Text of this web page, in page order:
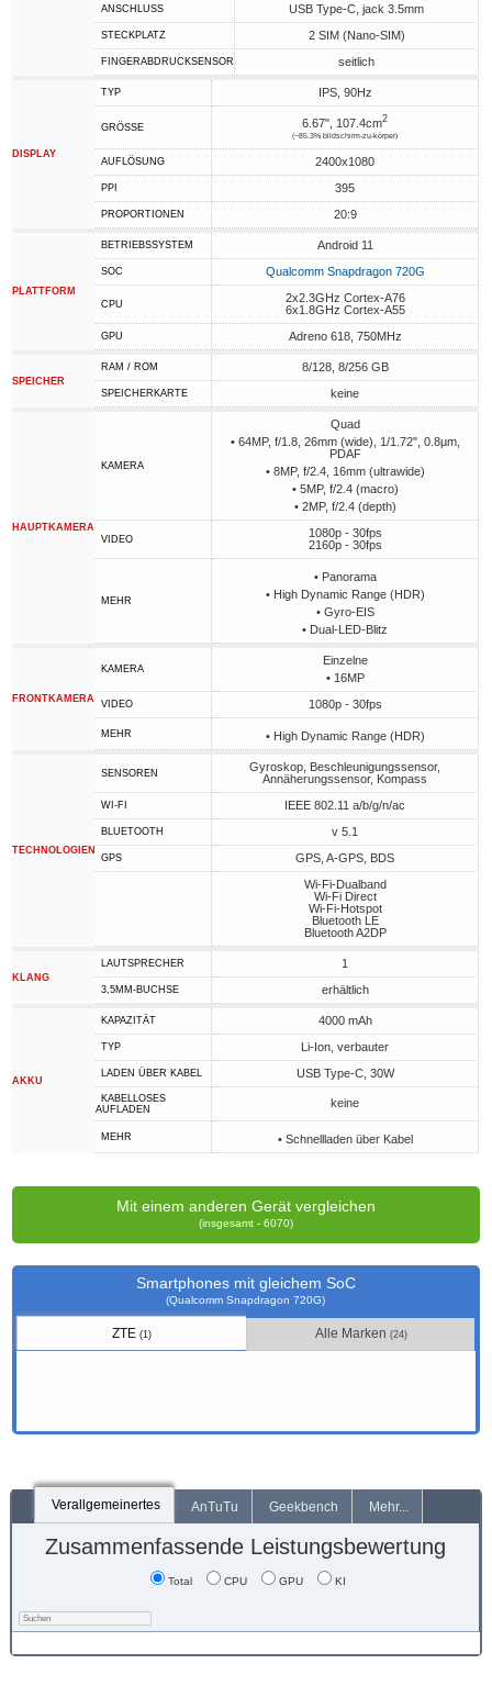
ANSCHLUSS USB Type-C, jack 3.5mm
STECKPLATZ 2 SIM (Nano-SIM)
FINGERABDRUCKSENSOR seitlich
DISPLAY
TYP IPS, 90Hz
GRÖSSE 6.67", 107.4cm2
(~85.3% bildschirm-zu-körper)
AUFLÖSUNG 2400x1080
PPI 395
PROPORTIONEN 20:9
PLATTFORM
BETRIEBSSYSTEM Android 11
SOC Qualcomm Snapdragon 720G
CPU
2x2.3GHz Cortex-A76
6x1.8GHz Cortex-A55
GPU Adreno 618, 750MHz
SPEICHER
RAM / ROM 8/128, 8/256 GB
SPEICHERKARTE keine
HAUPTKAMERA
KAMERA
Quad
• 64MP, f/1.8, 26mm (wide), 1/1.72", 0.8µm,
PDAF
• 8MP, f/2.4, 16mm (ultrawide)
• 5MP, f/2.4 (macro)
• 2MP, f/2.4 (depth)
VIDEO
1080p - 30fps
2160p - 30fps
MEHR
• Panorama
• High Dynamic Range (HDR)
• Gyro-EIS
• Dual-LED-Blitz
FRONTKAMERA
KAMERA
Einzelne
• 16MP
VIDEO 1080p - 30fps
MEHR • High Dynamic Range (HDR)
TECHNOLOGIEN
SENSOREN
Gyroskop, Beschleunigungssensor,
Annäherungssensor, Kompass
WI-FI IEEE 802.11 a/b/g/n/ac
BLUETOOTH v 5.1
GPS
GPS, A-GPS, BDS
Wi-Fi-Dualband
Wi-Fi Direct
Wi-Fi-Hotspot
Bluetooth LE
Bluetooth A2DP
KLANG
LAUTSPRECHER 1
3,5MM-BUCHSE erhältlich
AKKU
KAPAZITÄT 4000 mAh
TYP Li-Ion, verbauter
LADEN ÜBER KABEL USB Type-C, 30W
KABELLOSES
AUFLADEN
keine
MEHR • Schnellladen über Kabel
Mit einem anderen Gerät vergleichen
(insgesamt - 6070)
Smartphones mit gleichem SoC
(Qualcomm Snapdragon 720G)
ZTE(1) Alle Marken (24)
Verallgemeinertes AnTuTu Geekbench Mehr...
Zusammenfassende Leistungsbewertung
Total CPU GPU KI